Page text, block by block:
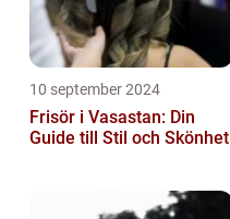
10 september 2024
Frisör i Vasastan: Din
Guide till Stil och Skönhet